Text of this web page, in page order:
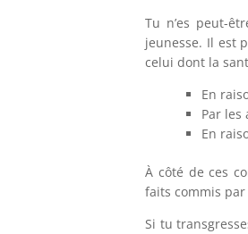
Tu n’es peut-
jeunesse. Il est
celui dont la
En
Par les
En
À côté de ces
faits commis
Si tu